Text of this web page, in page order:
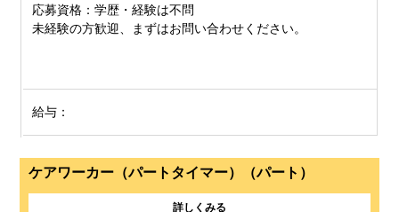
応募資格：学歴・経験は不問
未経験の方歓迎、まずはお問い合わせください。
給与：
ケアワーカー（パートタイマー）（パート）
詳しくみる